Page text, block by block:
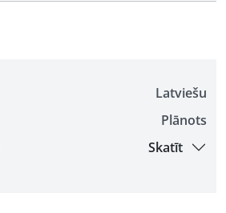
Latviešu
Plānots
Skatīt